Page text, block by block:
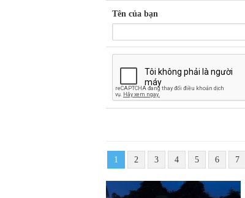
Tên của bạn
1 2 3 4 5 6 7